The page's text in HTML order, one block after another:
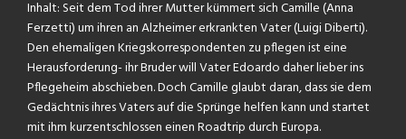
Inhalt: Seit dem Tod ihrer Mutter kümmert sich Camille (Anna
Ferzetti) um ihren an Alzheimer erkrankten Vater (Luigi Diberti).
Den ehemaligen Kriegskorrespondenten zu pflegen ist eine
Herausforderung- ihr Bruder will Vater Edoardo daher lieber ins
Pflegeheim abschieben. Doch Camille glaubt daran, dass sie dem
Gedächtnis ihres Vaters auf die Sprünge helfen kann und startet
mit ihm kurzentschlossen einen Roadtrip durch Europa.